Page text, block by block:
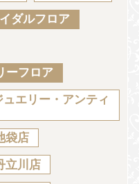
KO
ダルフロア
ーフロア
エリー・アンティ
袋店
立川店